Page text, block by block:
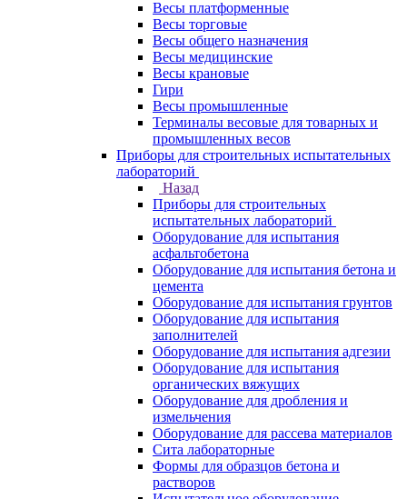
Весы платформенные
Весы торговые
Весы общего назначения
Весы медицинские
Весы крановые
Гири
Весы промышленные
Терминалы весовые для товарных и
промышленных весов
Приборы для строительных испытательных
лабораторий
Назад
Приборы для строительных
испытательных лабораторий
Оборудование для испытания
асфальтобетона
Оборудование для испытания бетона и
цемента
Оборудование для испытания грунтов
Оборудование для испытания
заполнителей
Оборудование для испытания адгезии
Оборудование для испытания
органических вяжущих
Оборудование для дробления и
измельчения
Оборудование для рассева материалов
Сита лабораторные
Формы для образцов бетона и
растворов